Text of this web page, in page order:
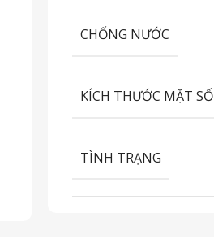
CHỐNG NƯỚC
KÍCH THƯỚC MẶT SỐ
TÌNH TRẠNG